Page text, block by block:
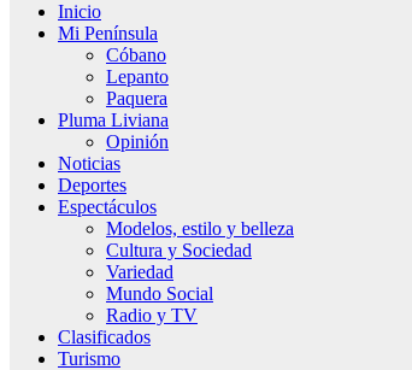
Inicio
Mi Península
Cóbano
Lepanto
Paquera
Pluma Liviana
Opinión
Noticias
Deportes
Espectáculos
Modelos, estilo y belleza
Cultura y Sociedad
Variedad
Mundo Social
Radio y TV
Clasificados
Turismo